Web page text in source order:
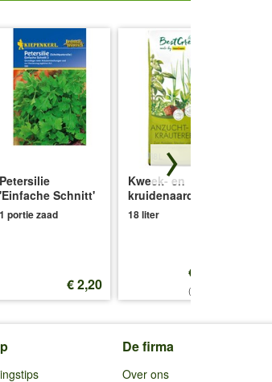
Petersilie
'Einfache Schnitt'
1 portie zaad
€ 2,20
Kweek- en
kruidenaarde
18 liter
€ 12,25
(0,68 €/l)
De firma
Over ons